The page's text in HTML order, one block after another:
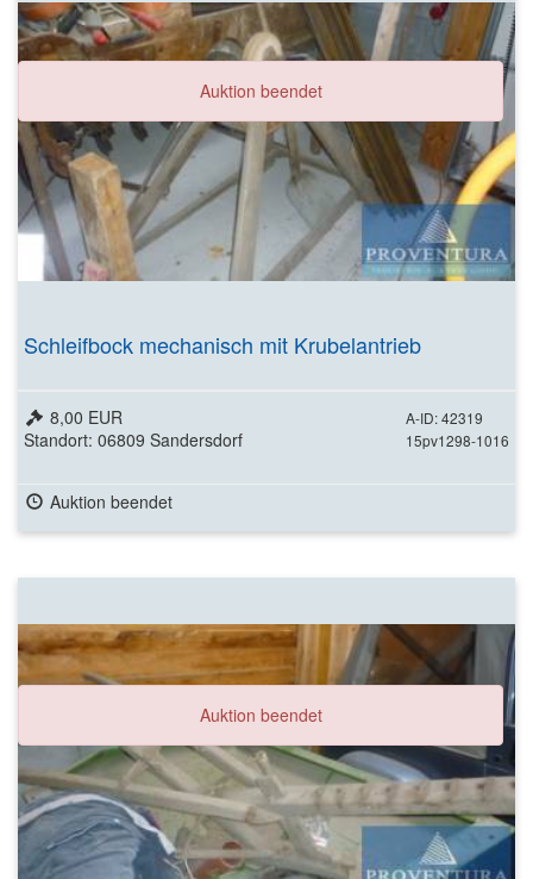
Auktion beendet
Schleifbock mechanisch mit Krubelantrieb
A-ID: 42319
15pv1298-1016
8,00 EUR
Standort: 06809 Sandersdorf
Auktion beendet
Auktion beendet